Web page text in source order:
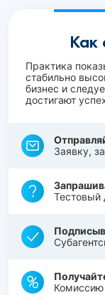
Как
Практика
стабильно
бизнес и
достигают
Заявку,
Тестовый
Комиссию